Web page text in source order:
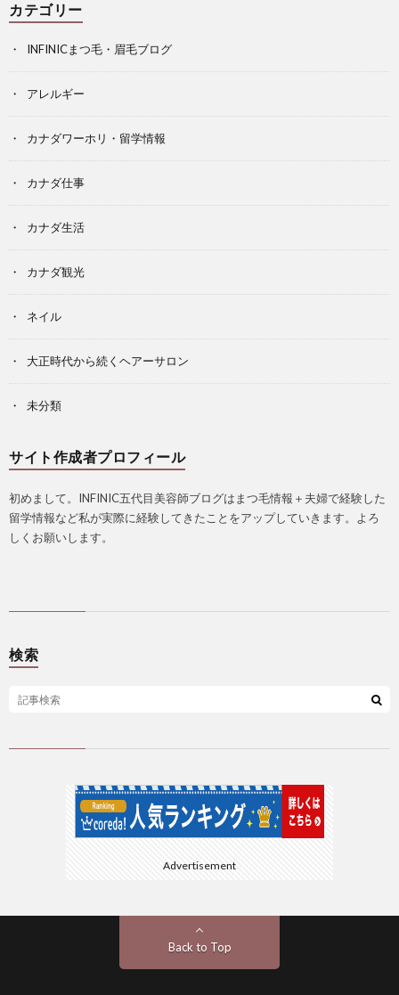
カテゴリー
INFINICまつ毛・眉毛ブログ
アレルギー
カナダワーホリ・留学情報
カナダ仕事
カナダ生活
カナダ観光
ネイル
大正時代から続くヘアーサロン
未分類
サイト作成者プロフィール
初めまして。INFINIC五代目美容師ブログはまつ毛情報＋夫婦で経験した
留学情報など私が実際に経験してきたことをアップしていきます。よろ
しくお願いします。
検索
Advertisement
Back to Top